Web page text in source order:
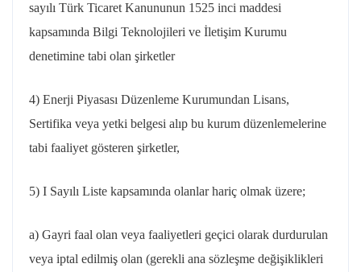
sayılı Türk Ticaret Kanununun 1525 inci maddesi
kapsamında Bilgi Teknolojileri ve İletişim Kurumu
denetimine tabi olan şirketler
4) Enerji Piyasası Düzenleme Kurumundan Lisans,
Sertifika veya yetki belgesi alıp bu kurum düzenlemelerine
tabi faaliyet gösteren şirketler,
5) I Sayılı Liste kapsamında olanlar hariç olmak üzere;
a) Gayri faal olan veya faaliyetleri geçici olarak durdurulan
veya iptal edilmiş olan (gerekli ana sözleşme değişiklikleri